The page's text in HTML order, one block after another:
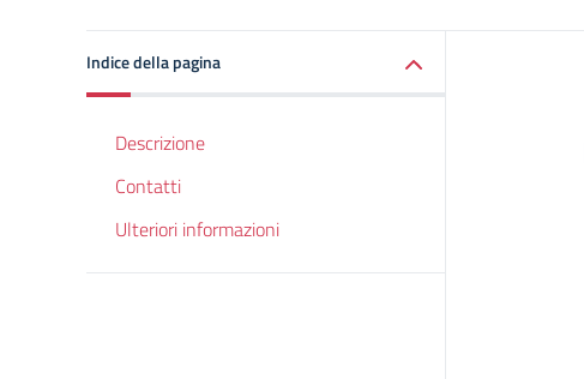
Indice della pagina
Descrizione
Contatti
Ulteriori informazioni